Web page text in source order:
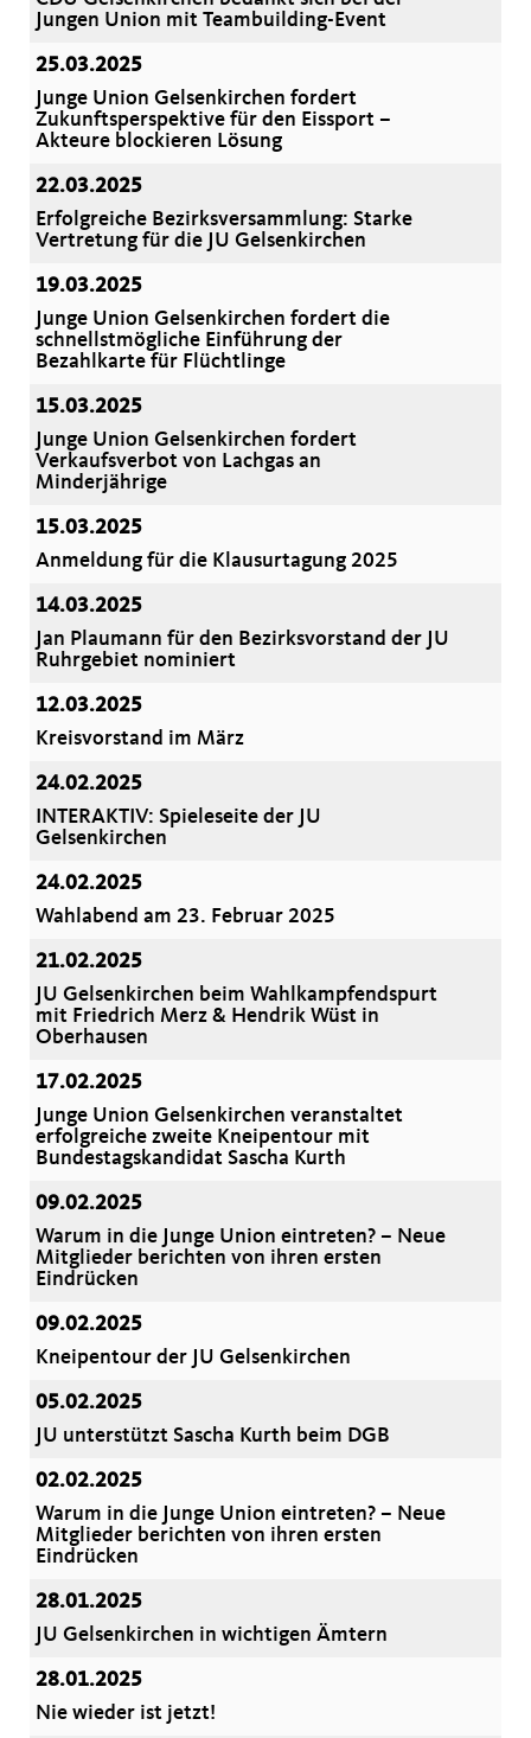
Jungen Union mit Teambuilding-Event
25.03.2025
Junge Union Gelsenkirchen fordert
Zukunftsperspektive für den Eissport –
Akteure blockieren Lösung
22.03.2025
Erfolgreiche Bezirksversammlung: Starke
Vertretung für die JU Gelsenkirchen
19.03.2025
Junge Union Gelsenkirchen fordert die
schnellstmögliche Einführung der
Bezahlkarte für Flüchtlinge
15.03.2025
Junge Union Gelsenkirchen fordert
Verkaufsverbot von Lachgas an
Minderjährige
15.03.2025
Anmeldung für die Klausurtagung 2025
14.03.2025
Jan Plaumann für den Bezirksvorstand der JU
Ruhrgebiet nominiert
12.03.2025
Kreisvorstand im März
24.02.2025
INTERAKTIV: Spieleseite der JU
Gelsenkirchen
24.02.2025
Wahlabend am 23. Februar 2025
21.02.2025
JU Gelsenkirchen beim Wahlkampfendspurt
mit Friedrich Merz & Hendrik Wüst in
Oberhausen
17.02.2025
Junge Union Gelsenkirchen veranstaltet
erfolgreiche zweite Kneipentour mit
Bundestagskandidat Sascha Kurth
09.02.2025
Warum in die Junge Union eintreten? – Neue
Mitglieder berichten von ihren ersten
Eindrücken
09.02.2025
Kneipentour der JU Gelsenkirchen
05.02.2025
JU unterstützt Sascha Kurth beim DGB
02.02.2025
Warum in die Junge Union eintreten? – Neue
Mitglieder berichten von ihren ersten
Eindrücken
28.01.2025
JU Gelsenkirchen in wichtigen Ämtern
28.01.2025
Nie wieder ist jetzt!